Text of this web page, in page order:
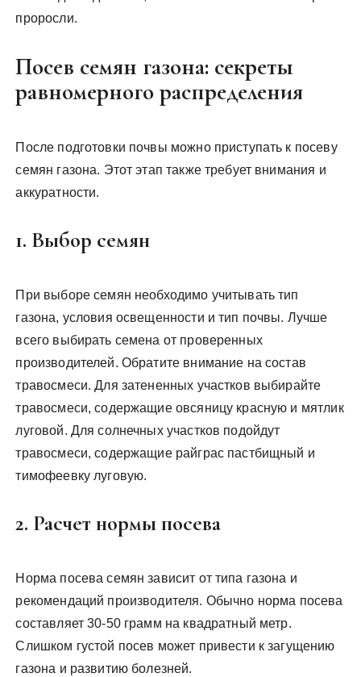
проросли.
Посев семян газона: секреты
равномерного распределения
После подготовки почвы можно приступать к посеву
семян газона. Этот этап также требует внимания и
аккуратности.
1. Выбор семян
При выборе семян необходимо учитывать тип
газона, условия освещенности и тип почвы. Лучше
всего выбирать семена от проверенных
производителей. Обратите внимание на состав
травосмеси. Для затененных участков выбирайте
травосмеси, содержащие овсяницу красную и мятлик
луговой. Для солнечных участков подойдут
травосмеси, содержащие райграс пастбищный и
тимофеевку луговую.
2. Расчет нормы посева
Норма посева семян зависит от типа газона и
рекомендаций производителя. Обычно норма посева
составляет 30-50 грамм на квадратный метр.
Слишком густой посев может привести к загущению
газона и развитию болезней.